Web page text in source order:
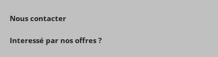
Nous contacter
Interessé par nos offres ?